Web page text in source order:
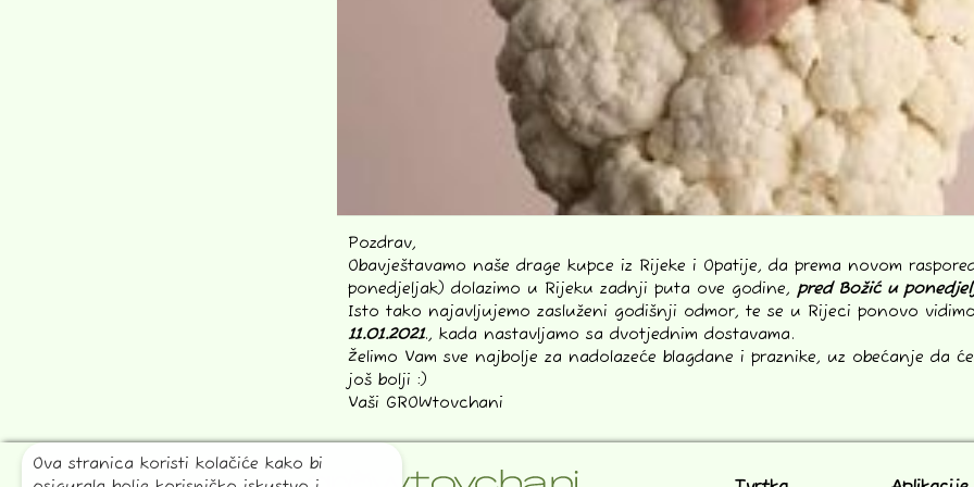
Pozdrav,
Obavještavamo naše drage kupce iz Rijeke i Opatije, da prema novom
ponedjeljak) dolazimo u Rijeku zadnji puta ove godine, pred Božić u
Isto tako najavljujemo zasluženi godišnji odmor, te se u Rijeci ponovo
11.01.2021., kada nastavljamo sa dvotjednim dostavama.
Želimo Vam sve najbolje za nadolazeće blagdane i praznike, uz obećanje da
još bolji :)
Vaši GROWtovchani
Ova stranica koristi kolačiće kako bi